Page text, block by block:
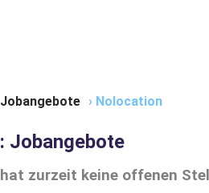
Jobangebote › Nolocation
: Jobangebote
hat zurzeit keine offenen